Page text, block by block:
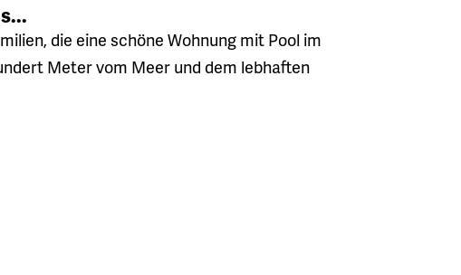
die eine schöne Wohnung mit Pool im
Meter vom Meer und dem lebhaften